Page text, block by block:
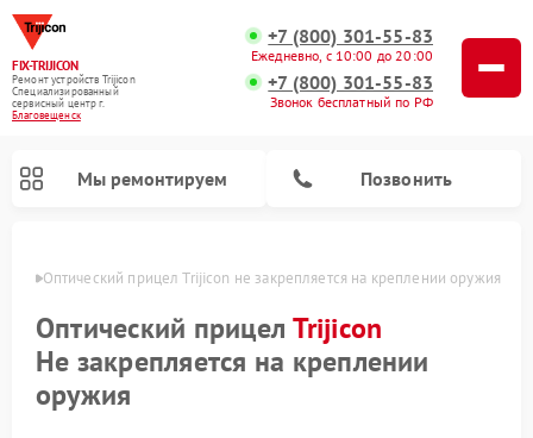
FIX-TRIJICON
Ремонт устройств Trijicon
Специализированный
cервисный центр г.
Благовещенск
+7 (800) 301-55-83
Ежедневно, с 10:00 до 20:00
+7 (800) 301-55-83
Звонок бесплатный по РФ
Мы ремонтируем Позвонить
Оптический прицел Trijicon не закрепляется на креплении оружия
Оптический прицелTrijicon
Не закрепляется на креплении
оружия